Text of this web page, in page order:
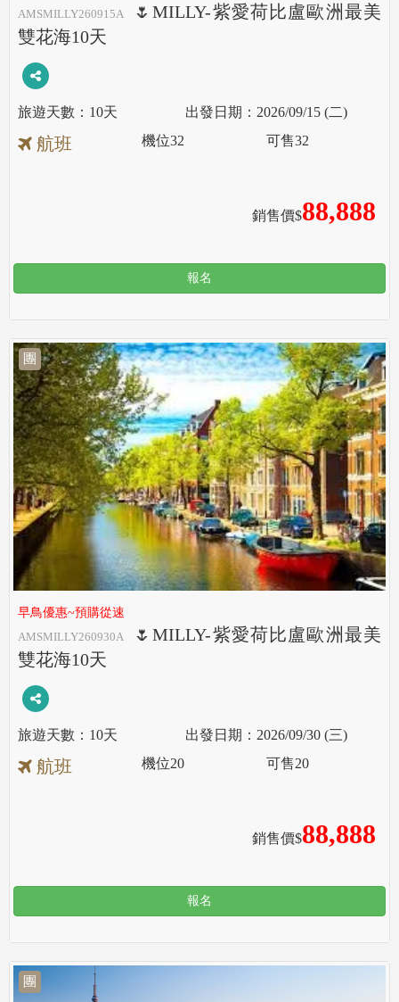
AMSMILLY260915A
🌷MILLY-紫愛荷比盧歐洲最美
雙花海10天
10天 2026/09/15 (二)
航班
銷售價$88,888
機位32 可售32
報名
團
早鳥優惠~預購從速
AMSMILLY260930A
🌷MILLY-紫愛荷比盧歐洲最美
雙花海10天
10天 2026/09/30 (三)
航班
銷售價$88,888
機位20 可售20
報名
團